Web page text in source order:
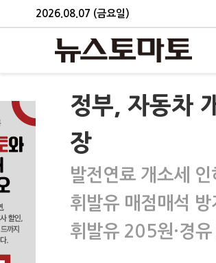
2026.08.07 (금요일)
정부, 자동차
장
발전연료 개소세
휘발유 매점매석
휘발유 205원·경